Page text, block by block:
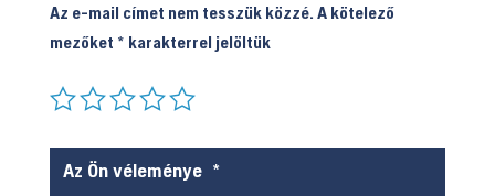
Az e-mail címet nem tesszük közzé. A kötelező
mezőket * karakterrel jelöltük